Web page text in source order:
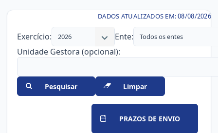
DADOS ATUALIZADOS EM:08/08/2026
Exercício: 2026 Ente: Todos os entes
Unidade Gestora (opcional):
Pesquisar Limpar
PRAZOS DE ENVIO